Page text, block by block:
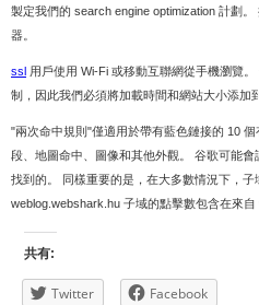
製定我們的 search engine optimization 計劃
器。
ssl
用戶使用 Wi-Fi 或移動互聯網從手機瀏覽
制，因此我們必須將加載時間和網站大小添加
"兩次命中規則"僅適用於帶有藍色鏈接的 10
段、地圖命中、圖像和其他外觀。 谷歌可能
找到的。 同樣重要的是，在大多數情況下，
weblog.webshark.hu 子域的點擊數包含在來自
共有:
Twitter Facebook